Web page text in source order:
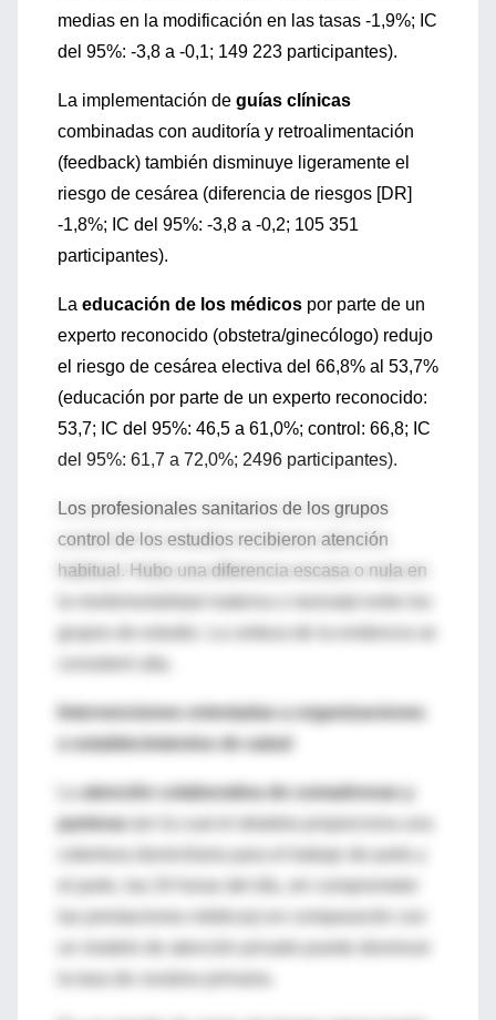
medias en la modificación en las tasas -1,9%; IC
del 95%: -3,8 a -0,1; 149 223 participantes).
La implementación de guías clínicas
combinadas con auditoría y retroalimentación
(feedback) también disminuye ligeramente el
riesgo de cesárea (diferencia de riesgos [DR]
-1,8%; IC del 95%: -3,8 a -0,2; 105 351
participantes).
La educación de los médicos por parte de un
experto reconocido (obstetra/ginecólogo) redujo
el riesgo de cesárea electiva del 66,8% al 53,7%
(educación por parte de un experto reconocido:
53,7; IC del 95%: 46,5 a 61,0%; control: 66,8; IC
del 95%: 61,7 a 72,0%; 2496 participantes).
Los profesionales sanitarios de los grupos
control de los estudios recibieron atención
habitual. Hubo una diferencia escasa o nula en
grupos de estudio. La certeza de la evidencia se
Intervenciones orientadas a organizaciones
o establecimientos de salud
atención colaborativa de comadronas y
parteras